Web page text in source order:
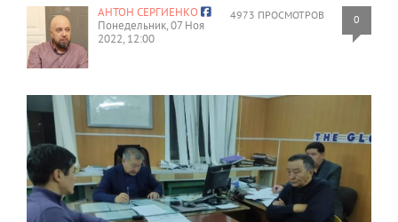
4973 ПРОСМОТРОВ 0
АНТОН СЕРГИЕНКО
Понедельник, 07 Ноя
2022, 12:00